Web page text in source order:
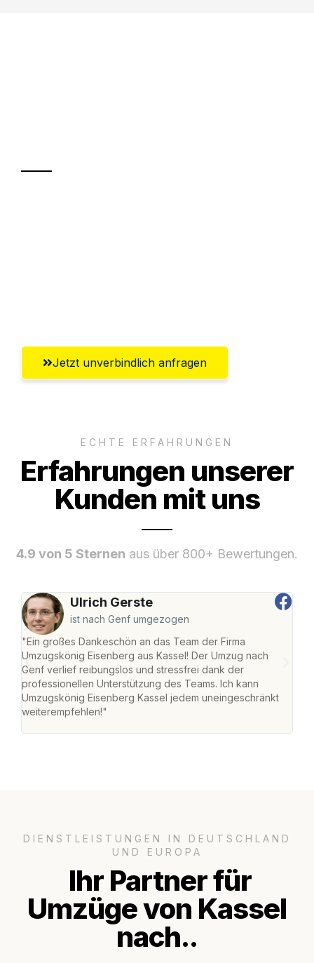
Jetzt unverbindlich anfragen
ECHTE ERFAHRUNGEN
Erfahrungen unserer
Kunden mit uns
4.9 von 5 Sternen aus über 800+ Bewertungen.
Ulrich Gerste
ist nach Genf umgezogen
"Ein großes Dankeschön an das Team der Firma
Umzugskönig Eisenberg aus Kassel! Der Umzug nach
Genf verlief reibungslos und stressfrei dank der
professionellen Unterstützung des Teams. Ich kann
Umzugskönig Eisenberg Kassel jedem uneingeschränkt
weiterempfehlen!"
DIENSTLEISTUNGEN IN DEUTSCHLAND
UND EUROPA
Ihr Partner für
Umzüge von Kassel
nach..